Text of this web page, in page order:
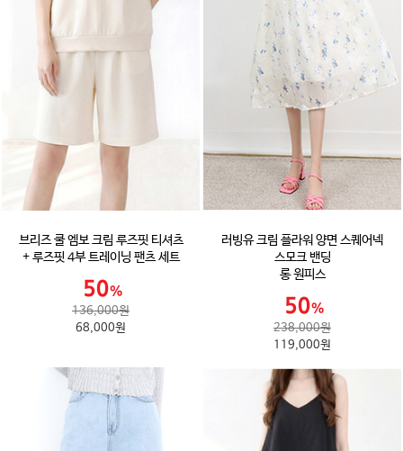
브리즈 쿨 엠보 크림 루즈핏 티셔츠
+ 루즈핏 4부 트레이닝 팬츠 세트
136,000원
68,000원
러빙유 크림 플라워 양면 스퀘어넥
스모크 밴딩
롱 원피스
238,000원
119,000원